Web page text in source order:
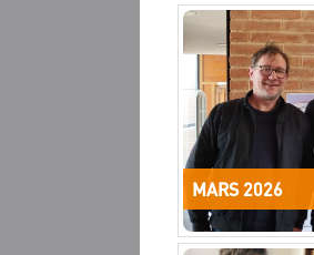
MARS 2026